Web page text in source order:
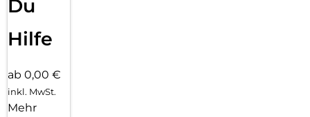
Du
Hilfe
ab 0,00 €
inkl. MwSt.
Mehr